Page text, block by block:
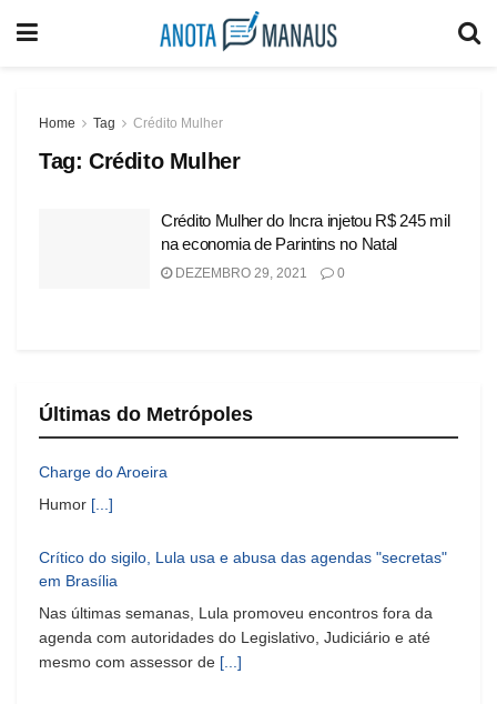
Home Tag Crédito Mulher
Tag: Crédito Mulher
Crédito Mulher do Incra injetou R$ 245 mil
na economia de Parintins no Natal
DEZEMBRO 29, 2021 0
Últimas do Metrópoles
Charge do Aroeira
Humor [...]
Crítico do sigilo, Lula usa e abusa das agendas "secretas"
em Brasília
Nas últimas semanas, Lula promoveu encontros fora da
agenda com autoridades do Legislativo, Judiciário e até
mesmo com assessor de [...]